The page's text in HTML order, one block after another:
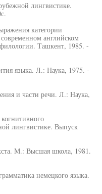
лингвистике.
категории
английском
Ташкент, 1985. -
языка. Л.: Наука, 1975. -
и части речи. Л.: Наука,
лингвистике. Выпуск
М.: Высшая школа, 1981.
немецкого языка.